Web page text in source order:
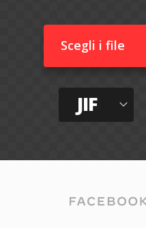
Scegli i file
JIF